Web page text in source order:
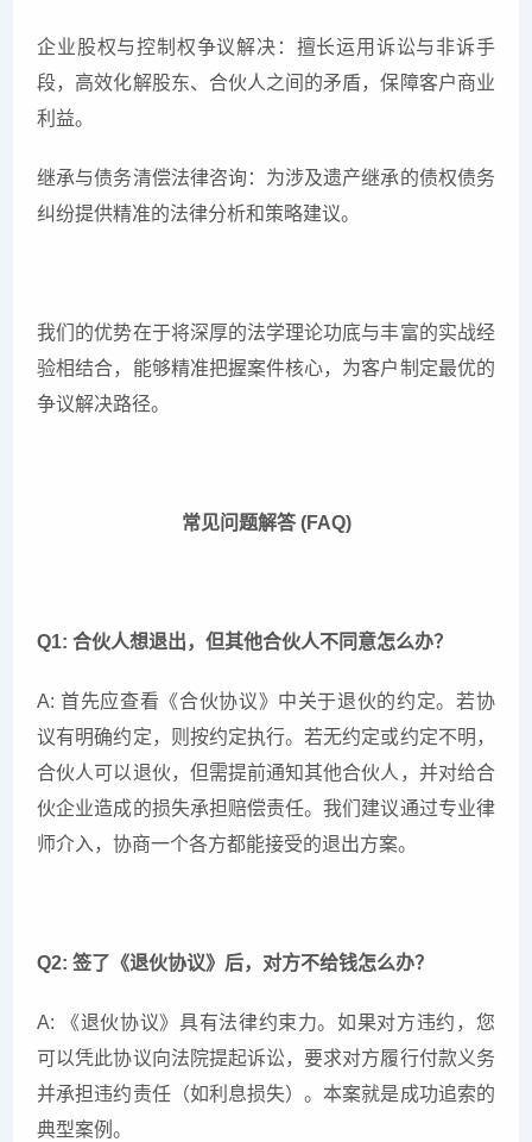
企业股权与控制权争议解决：擅长运用诉讼与非诉手
段，高效化解股东、合伙人之间的矛盾，保障客户商业
利益。
继承与债务清偿法律咨询：为涉及遗产继承的债权债务
纠纷提供精准的法律分析和策略建议。
我们的优势在于将深厚的法学理论功底与丰富的实战经
验相结合，能够精准把握案件核心，为客户制定最优的
争议解决路径。
常见问题解答 (FAQ)
Q1: 合伙人想退出，但其他合伙人不同意怎么办？
A: 首先应查看《合伙协议》中关于退伙的约定。若协
议有明确约定，则按约定执行。若无约定或约定不明，
合伙人可以退伙，但需提前通知其他合伙人，并对给合
伙企业造成的损失承担赔偿责任。我们建议通过专业律
师介入，协商一个各方都能接受的退出方案。
Q2: 签了《退伙协议》后，对方不给钱怎么办？
A: 《退伙协议》具有法律约束力。如果对方违约，您
可以凭此协议向法院提起诉讼，要求对方履行付款义务
并承担违约责任（如利息损失）。本案就是成功追索的
典型案例。